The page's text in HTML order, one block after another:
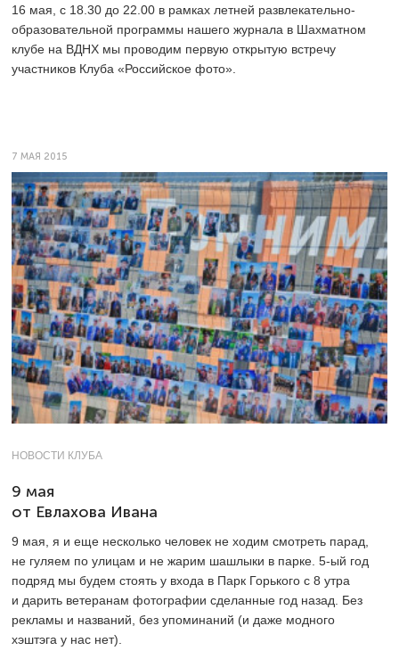
16 мая, с 18.30 до 22.00 в рамках летней развлекательно-
образовательной программы нашего журнала в Шахматном
клубе на ВДНХ мы проводим первую открытую встречу
участников Клуба «Российское фото».
7 МАЯ 2015
НОВОСТИ КЛУБА
9 мая
от Евлахова Ивана
9 мая, я и еще несколько человек не ходим смотреть парад,
не гуляем по улицам и не жарим шашлыки в парке. 5-ый год
подряд мы будем стоять у входа в Парк Горького с 8 утра
и дарить ветеранам фотографии сделанные год назад. Без
рекламы и названий, без упоминаний (и даже модного
хэштэга у нас нет).